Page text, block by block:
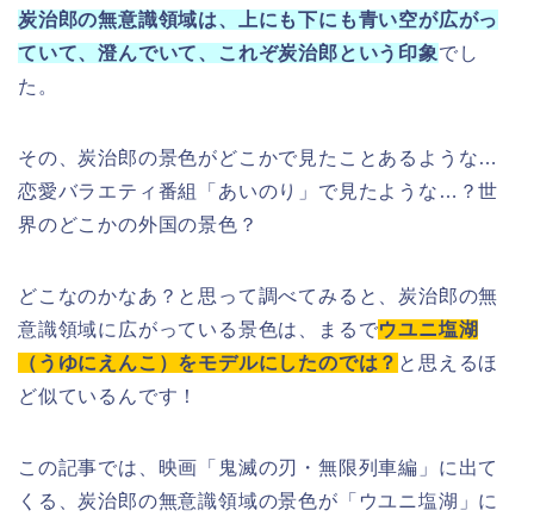
炭治郎の無意識領域は、上にも下にも青い空が広がっ
ていて、澄んでいて、これぞ炭治郎という印象でし
た。
その、炭治郎の景色がどこかで見たことあるような…
恋愛バラエティ番組「あいのり」で見たような…？世
界のどこかの外国の景色？
どこなのかなあ？と思って調べてみると、炭治郎の無
意識領域に広がっている景色は、まるでウユニ塩湖
（うゆにえんこ）をモデルにしたのでは？ と思えるほ
ど似ているんです！
この記事では、映画「鬼滅の刃・無限列車編」に出て
くる、炭治郎の無意識領域の景色が「ウユニ塩湖」に